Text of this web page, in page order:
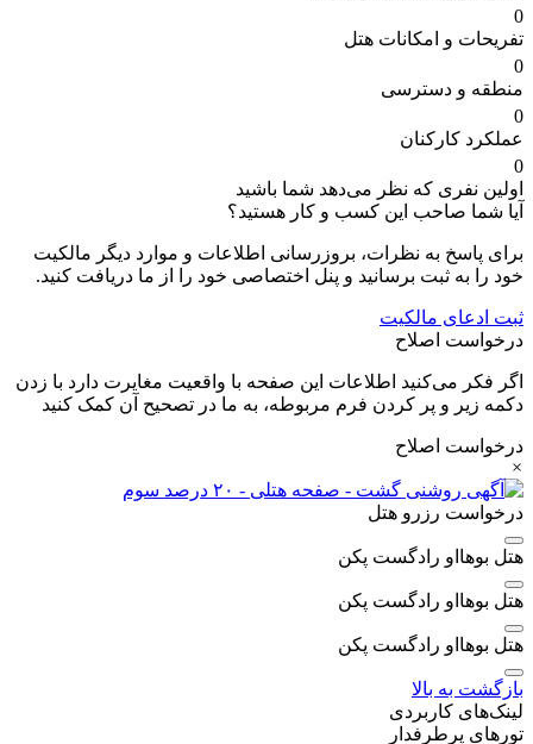
0
تفریحات و امکانات هتل
0
منطقه و دسترسی
0
عملکرد کارکنان
0
اولین نفری که نظر می‌دهد شما باشید
آیا شما صاحب این کسب و کار هستید؟
برای پاسخ به نظرات، بروزرسانی اطلاعات و موارد دیگر مالکیت
خود را به ثبت برسانید و پنل اختصاصی خود را از ما دریافت کنید.
ثبت ادعای مالکیت
درخواست اصلاح
اگر فکر می‌کنید اطلاعات این صفحه با واقعیت مغایرت دارد با زدن
دکمه زیر و پر کردن فرم مربوطه، به ما در تصحیح آن کمک کنید
درخواست اصلاح
×
درخواست رزرو هتل
هتل بوهااو رادگست پکن
هتل بوهااو رادگست پکن
هتل بوهااو رادگست پکن
بازگشت به بالا
لینک‌های کاربردی
تورهای پرطرفدار